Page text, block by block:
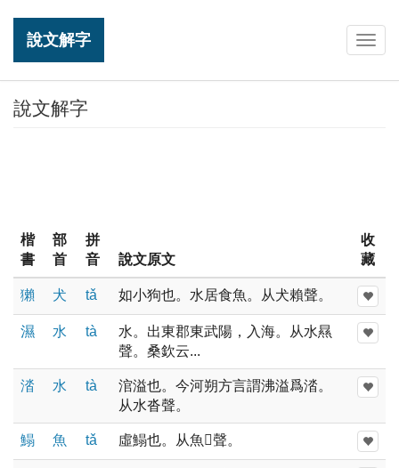
說文解字
說文解字
楷
書
部
首
拼
音
說文原文
收
藏
獺 犬 tǎ 如小狗也。水居食魚。从犬賴聲。
濕 水 tà
水。出東郡東武陽，入海。从水㬎
聲。桑欽云...
涾 水 tà
涫溢也。今河朔方言謂沸溢爲涾。
从水沓聲。
鰨 魚 tǎ 虛鰨也。从魚𦐇聲。